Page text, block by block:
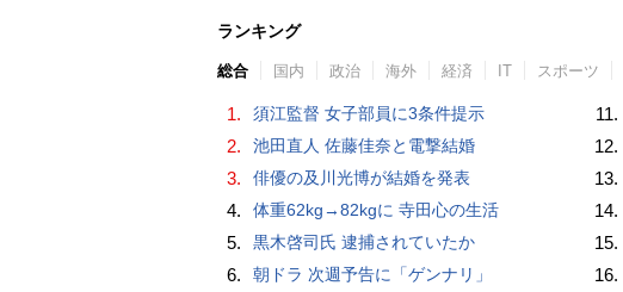
ランキング
総合 国内 政治 海外 経済 IT スポーツ
1. 須江監督 女子部員に3条件提示
2. 池田直人 佐藤佳奈と電撃結婚
3. 俳優の及川光博が結婚を発表
4. 体重62kg→82kgに 寺田心の生活
5. 黒木啓司氏 逮捕されていたか
6. 朝ドラ 次週予告に「ゲンナリ」
11.
12.
13.
14.
15.
16.